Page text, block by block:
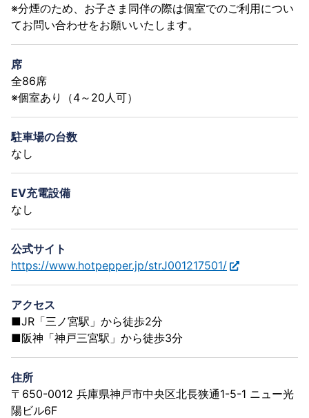
※分煙のため、お子さま同伴の際は個室でのご利用につい
てお問い合わせをお願いいたします。
席
全86席
※個室あり（4～20人可）
駐車場の台数
なし
EV充電設備
なし
公式サイト
https://www.hotpepper.jp/strJ001217501/
アクセス
■JR「三ノ宮駅」から徒歩2分
■阪神「神戸三宮駅」から徒歩3分
住所
〒650-0012 兵庫県神戸市中央区北長狭通1-5-1 ニュー光
陽ビル6F